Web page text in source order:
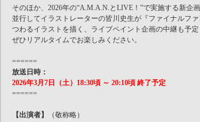
そのほか、2026年の“A.M.A.N.とLIVE！”で実施する新企
並行してイラストレーターの皆川史生が『ファイナルフ
つわるイラストを描く、ライブペイント企画の中継も予定
ぜひリアルタイムでお楽しみください。
======
放送日時：
2026年3月7日（土）18:30頃 ～ 20:10頃 終了予定
======
【出演者】
（敬称略）